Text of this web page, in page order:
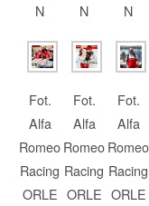
N
N
N
Fot.
Alfa
Romeo
Racing
ORLE
Fot.
Alfa
Romeo
Racing
ORLE
Fot.
Alfa
Romeo
Racing
ORLE